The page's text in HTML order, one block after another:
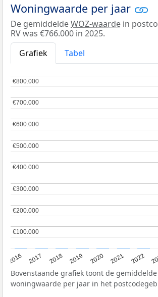
Woningwaarde per jaar
De gemiddeldeWOZ-waarde in
RV was €766.000 in 2025.
Grafiek
Tabel
2016 2017 2018 2019 2020 2021 2022
€100.000
€100.000
€200.000
€200.000
€300.000
€300.000
€400.000
€400.000
€500.000
€500.000
€600.000
€600.000
€700.000
€700.000
€800.000
€800.000
Bovenstaande grafiek toont de gemiddelde
woningwaarde per jaar in het